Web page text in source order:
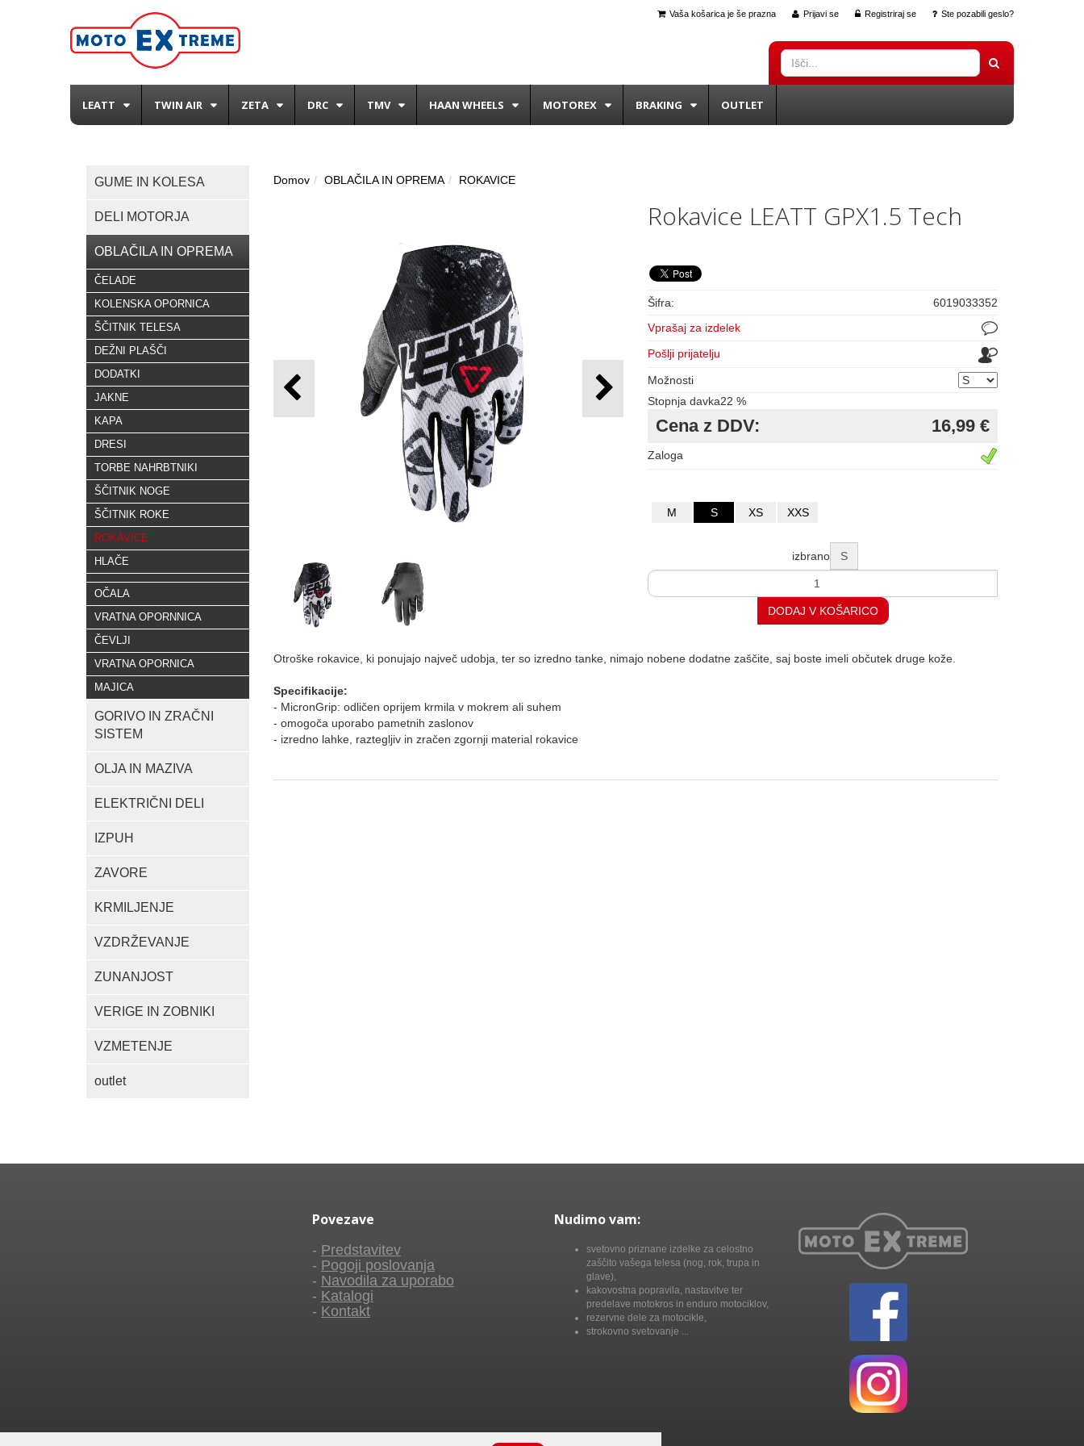
Prijavi se Registriraj se Ste pozabili geslo?
Vaša košarica je še prazna
LEATT TWIN AIR ZETA DRC TMV HAAN WHEELS MOTOREX BRAKING OUTLET
GUME IN KOLESA
DELI MOTORJA
OBLAČILA IN OPREMA
ČELADE
KOLENSKA OPORNICA
ŠČITNIK TELESA
DEŽNI PLAŠČI
DODATKI
JAKNE
KAPA
DRESI
TORBE NAHRBTNIKI
ŠČITNIK NOGE
ŠČITNIK ROKE
ROKAVICE
HLAČE
OČALA
VRATNA OPORNNICA
ČEVLJI
VRATNA OPORNICA
MAJICA
GORIVO IN ZRAČNI
SISTEM
OLJA IN MAZIVA
ELEKTRIČNI DELI
IZPUH
ZAVORE
KRMILJENJE
VZDRŽEVANJE
ZUNANJOST
VERIGE IN ZOBNIKI
VZMETENJE
outlet
Domov OBLAČILA IN OPREMA ROKAVICE
Rokavice LEATT GPX1.5 Tech
Šifra:
6019033352
Vprašaj za izdelek
Pošlji prijatelju
Možnosti
Stopnja davka22 %
Cena z DDV: 16,99 €
Zaloga
M S XS XXS
izbrano S
DODAJ V KOŠARICO
Otroške rokavice, ki ponujajo največ udobja, ter so izredno tanke, nimajo nobene dodatne zaščite, saj boste imeli občutek druge kože.
Specifikacije:
- MicronGrip: odličen oprijem krmila v mokrem ali suhem
- omogoča uporabo pametnih zaslonov
- izredno lahke, raztegljiv in zračen zgornji material rokavice
Povezave
- Predstavitev
- Pogoji poslovanja
- Navodila za uporabo
- Katalogi
- Kontakt
Nudimo vam:
svetovno priznane izdelke za celostno
zaščito vašega telesa (nog, rok, trupa in
glave),
kakovostna popravila, nastavitve ter
predelave motokros in enduro motociklov,
rezervne dele za motocikle,
strokovno svetovanje ...